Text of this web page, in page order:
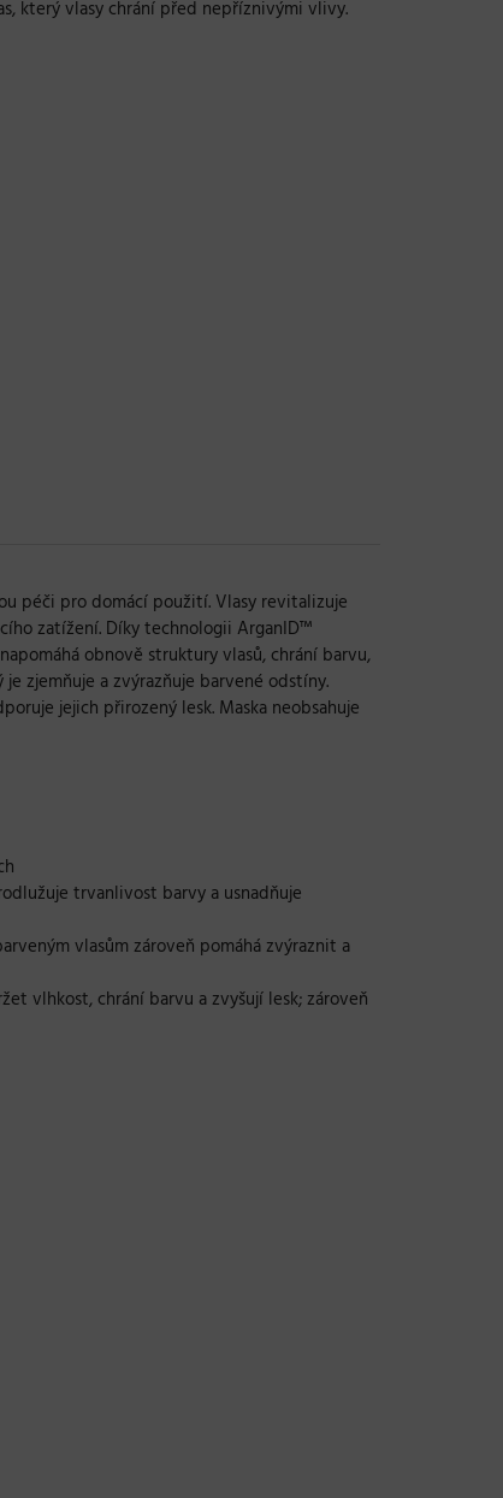
který vlasy chrání před nepříznivými vlivy.
péči pro domácí použití. Vlasy revitalizuje
zatížení. Díky technologii ArganID™
obnově struktury vlasů, chrání barvu,
zjemňuje a zvýrazňuje barvené odstíny.
jejich přirozený lesk. Maska neobsahuje
trvanlivost barvy a usnadňuje
vlasům zároveň pomáhá zvýraznit a
vlhkost, chrání barvu a zvyšují lesk; zároveň